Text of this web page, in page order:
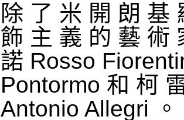
除 了 米 開 朗 基
飾 主 義 的 藝 術
諾 Rosso
Pontormo 和 柯
Antonio Allegri 。